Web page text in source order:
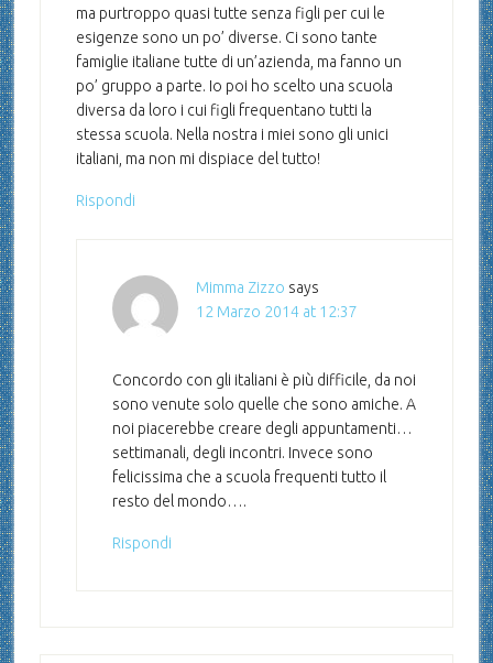
ma purtroppo quasi tutte senza figli per cui le
esigenze sono un po’ diverse. Ci sono tante
famiglie italiane tutte di un’azienda, ma fanno un
po’ gruppo a parte. Io poi ho scelto una scuola
diversa da loro i cui figli frequentano tutti la
stessa scuola. Nella nostra i miei sono gli unici
italiani, ma non mi dispiace del tutto!
Rispondi
Mimma Zizzo says
12 Marzo 2014 at 12:37
Concordo con gli italiani è più difficile, da noi
sono venute solo quelle che sono amiche. A
noi piacerebbe creare degli appuntamenti…
settimanali, degli incontri. Invece sono
felicissima che a scuola frequenti tutto il
resto del mondo….
Rispondi